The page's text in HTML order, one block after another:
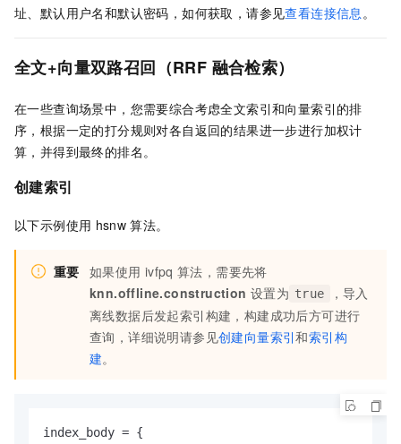
址、默认用户名和默认密码，如何获取，请参见查看连接信息。
全文+向量双路召回（RRF 融合检索）
在一些查询场景中，您需要综合考虑全文索引和向量索引的排
序，根据一定的打分规则对各自返回的结果进一步进行加权计
算，并得到最终的排名。
创建索引
以下示例使用 hsnw 算法。
重要 如果使用 ivfpq 算法，需要先将
knn.offline.construction 设置为 true
，导入
离线数据后发起索引构建，构建成功后方可进行
查询，详细说明请参见创建向量索引和索引构
建。
index_body = {